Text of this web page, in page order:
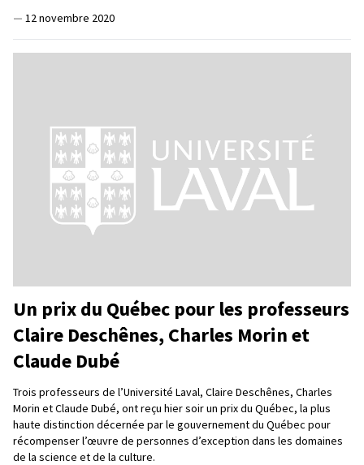
— 12 novembre 2020
Un prix du Québec pour les professeurs
Claire Deschênes, Charles Morin et
Claude Dubé
Trois professeurs de l’Université Laval, Claire Deschênes, Charles
Morin et Claude Dubé, ont reçu hier soir un prix du Québec, la plus
haute distinction décernée par le gouvernement du Québec pour
récompenser l’œuvre de personnes d’exception dans les domaines
de la science et de la culture.